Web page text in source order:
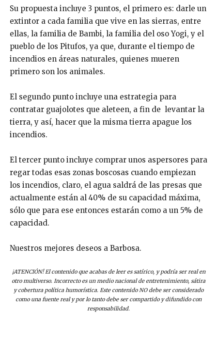
Su propuesta incluye 3 puntos, el primero es: darle un
extintor a cada familia que vive en las sierras, entre
ellas, la familia de Bambi, la familia del oso Yogi, y el
pueblo de los Pitufos, ya que, durante el tiempo de
incendios en áreas naturales, quienes mueren
primero son los animales.
El segundo punto incluye una estrategia para
contratar guajolotes que aleteen, a fin de levantar la
tierra, y así, hacer que la misma tierra apague los
incendios.
El tercer punto incluye comprar unos aspersores para
regar todas esas zonas boscosas cuando empiezan
los incendios, claro, el agua saldrá de las presas que
actualmente están al 40% de su capacidad máxima,
sólo que para ese entonces estarán como a un 5% de
capacidad.
Nuestros mejores deseos a Barbosa.
¡ATENCIÓN! El contenido que acabas de leer es satírico, y podría ser real en
otro multiverso. Incorrecto es un medio nacional de entretenimiento, sátira
y cobertura política humorística. Este contenido NO debe ser considerado
como una fuente real y por lo tanto debe ser compartido y difundido con
responsabilidad.